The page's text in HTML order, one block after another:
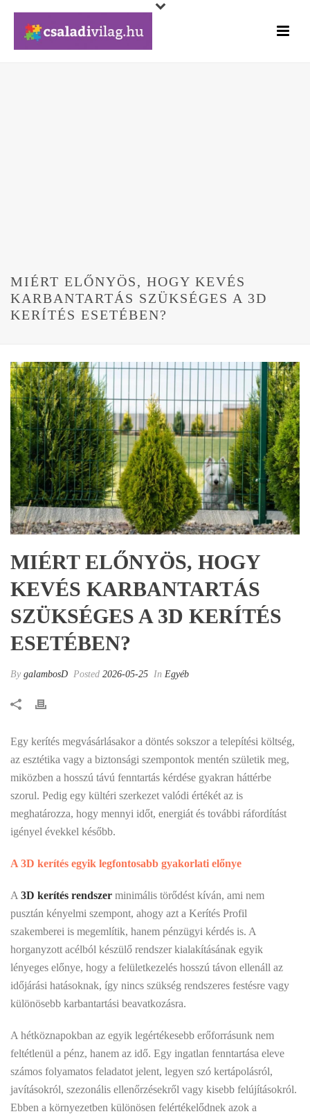
MIÉRT ELŐNYÖS, HOGY KEVÉS
KARBANTARTÁS SZÜKSÉGES A 3D
KERÍTÉS ESETÉBEN?
MIÉRT ELŐNYÖS, HOGY
KEVÉS KARBANTARTÁS
SZÜKSÉGES A 3D KERÍTÉS
ESETÉBEN?
By galambosD Posted 2026-05-25 In Egyéb
Egy kerítés megvásárlásakor a döntés sokszor a telepítési költség,
az esztétika vagy a biztonsági szempontok mentén születik meg,
miközben a hosszú távú fenntartás kérdése gyakran háttérbe
szorul. Pedig egy kültéri szerkezet valódi értékét az is
meghatározza, hogy mennyi időt, energiát és további ráfordítást
igényel évekkel később.
A 3D kerítés egyik legfontosabb gyakorlati előnye
A 3D kerítés rendszer minimális törődést kíván, ami nem
pusztán kényelmi szempont, ahogy azt a Kerítés Profil
szakemberei is megemlítik, hanem pénzügyi kérdés is. A
horganyzott acélból készülő rendszer kialakításának egyik
lényeges előnye, hogy a felületkezelés hosszú távon ellenáll az
időjárási hatásoknak, így nincs szükség rendszeres festésre vagy
különösebb karbantartási beavatkozásra.
A hétköznapokban az egyik legértékesebb erőforrásunk nem
feltétlenül a pénz, hanem az idő. Egy ingatlan fenntartása eleve
számos folyamatos feladatot jelent, legyen szó kertápolásról,
javításokról, szezonális ellenőrzésekről vagy kisebb felújításokról.
Ebben a környezetben különösen felértékelődnek azok a